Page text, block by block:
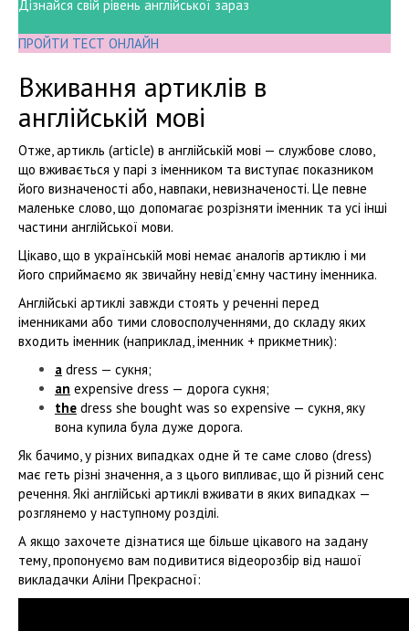
Дізнайся свій рівень англійської зараз
ПРОЙТИ ТЕСТ ОНЛАЙН
Вживання артиклів в
англійській мові
Отже, артикль (article) в англійській мові — службове слово,
що вживається у парі з іменником та виступає показником
його визначеності або, навпаки, невизначеності. Це певне
маленьке слово, що допомагає розрізняти іменник та усі інші
частини англійської мови.
Цікаво, що в українській мові немає аналогів артиклю і ми
його сприймаємо як звичайну невід’ємну частину іменника.
Англійські артиклі завжди стоять у реченні перед
іменниками або тими словосполученнями, до складу яких
входить іменник (наприклад, іменник + прикметник):
a dress — сукня;
an expensive dress — дорога сукня;
the dress she bought was so expensive — сукня, яку
вона купила була дуже дорога.
Як бачимо, у різних випадках одне й те саме слово (dress)
має геть різні значення, а з цього випливає, що й різний сенс
речення. Які англійські артиклі вживати в яких випадках —
розглянемо у наступному розділі.
А якщо захочете дізнатися ще більше цікавого на задану
тему, пропонуємо вам подивитися відеорозбір від нашої
викладачки Аліни Прекрасної: